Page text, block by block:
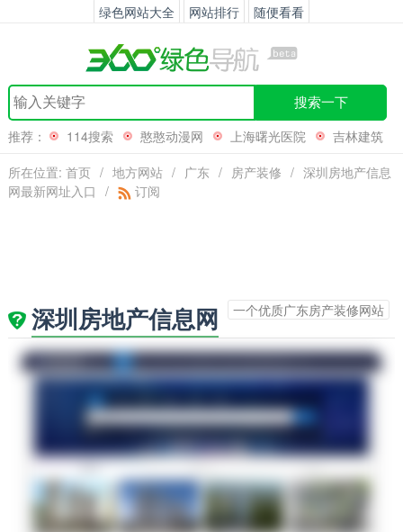
绿色网站大全 网站排行 随便看看
搜索一下
推荐： 114搜索 憨憨动漫网 上海曙光医院
吉林建筑
所在位置: 首页 / 地方网站 / 广东 / 房产装修 / 深圳房地产信息
网最新网址入口 / 订阅
深圳房地产信息网 一个优质广东房产装修网站